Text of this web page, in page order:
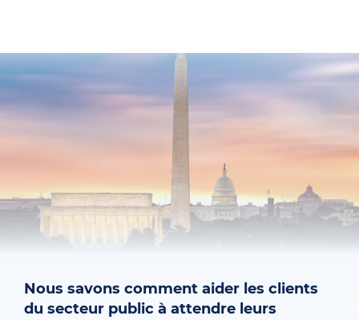
Nous savons comment aider les clients
du secteur public à attendre leurs